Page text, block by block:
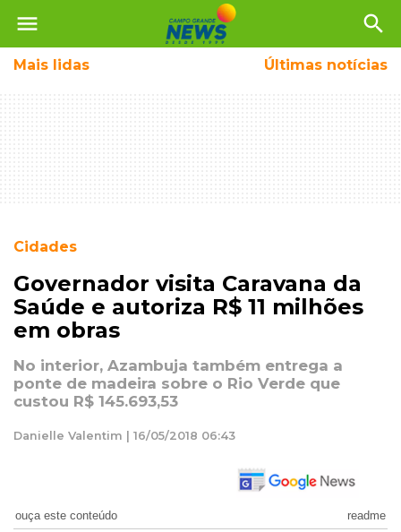
menu search
Mais lidas Últimas notícias
Cidades
Governador visita Caravana da
Saúde e autoriza R$ 11 milhões
em obras
No interior, Azambuja também entrega a
ponte de madeira sobre o Rio Verde que
custou R$ 145.693,53
Danielle Valentim | 16/05/2018 06:43
ouça este conteúdo readme